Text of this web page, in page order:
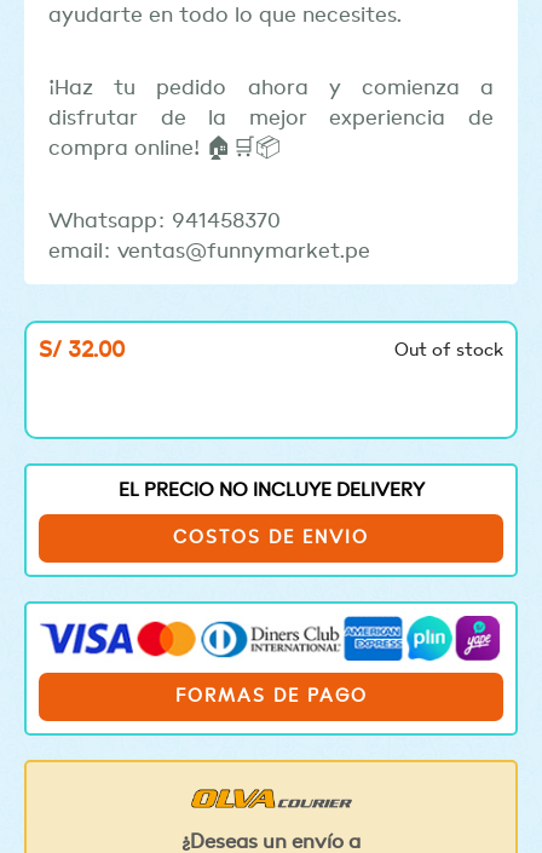
ayudarte en todo lo que necesites.
¡Haz tu pedido ahora y comienza a
disfrutar de la mejor experiencia de
compra online! 🏠🛒📦
Whatsapp: 941458370
email: ventas@funnymarket.pe
S/ 32.00 Out of stock
EL PRECIO NO INCLUYE DELIVERY
COSTOS DE ENVIO
FORMAS DE PAGO
¿Deseas un envío a